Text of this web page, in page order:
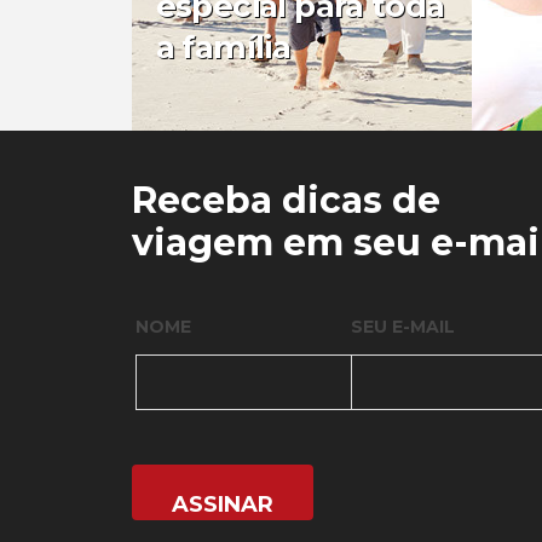
a família
0 0
Receba dicas de
viagem em seu e-
NOME SEU E-MAIL